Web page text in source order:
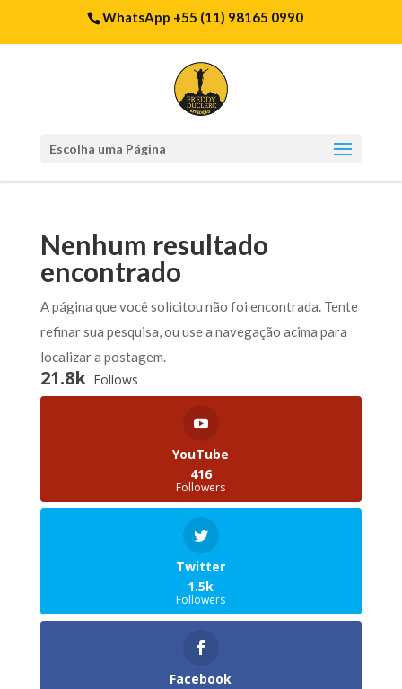
WhatsApp +55 (11) 98165 0990
Escolha uma Página
Nenhum resultado
encontrado
A página que você solicitou não foi encontrada. Tente
refinar sua pesquisa, ou use a navegação acima para
localizar a postagem.
21.8k Follows
YouTube
416
Followers
Twitter
1.5k
Followers
Facebook